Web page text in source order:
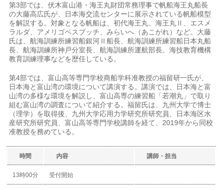
第3部では、伏木富山港・海王丸財団常務理事で帆船海王丸船長
の大藤高広氏が、日本海交流センターに展示されている帆船模型
を解説する。対象となる帆船は、初代海王丸、海王丸Ⅱ、エスメ
ラルダ、アメリゴベスプッチ、みらいへ（あこがれ）など。大藤
氏は、航海訓練所練習船銀河Ⅱ船長、航海訓練所練習船日本丸船
長、航海訓練所神戸分室長、航海訓練所運航部長、海技教育機構
教育訓練理事などを歴任している。
第4部では、富山高等専門学校商船学科准教授の福留研一氏が、
日本海と富山湾の環境について講演する。講演では、日本海と富
山湾の多様な環境を解説し、富山高専の練習船「若潮丸」で取り
組む富山湾の調査について紹介する。福留氏は、九州大学で博士
（理学）を取得後、九州大学応用力学研究所研究員、日本海区水
産研究所研究員、富山高等専門学校講師を経て、2019年から同校
准教授を務めている。
時間 内容 講師・担当
13時00分 受付開始